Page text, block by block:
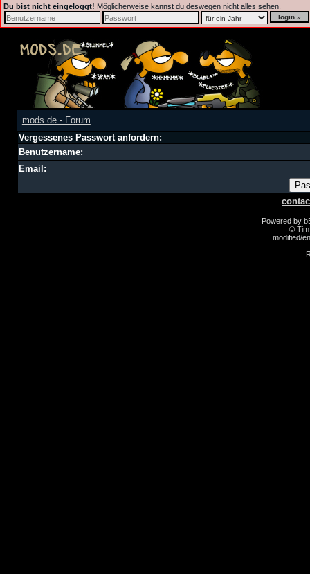
Du bist nicht eingeloggt! Möglicherweise kannst du deswegen nicht alles sehen.
mods.de - Forum
Vergessenes Passwort anfordern:
Benutzername:
Email:
Powered by
©
modified/